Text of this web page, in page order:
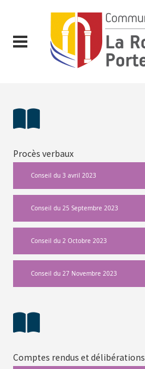
Procès verbaux
Conseil du 3 avril 2023
Conseil du 25 Septembre 2023
Conseil du 2 Octobre 2023
Conseil du 27 Novembre 2023
Comptes rendus et délibérations